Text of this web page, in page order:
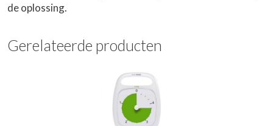
de oplossing.
Gerelateerde producten